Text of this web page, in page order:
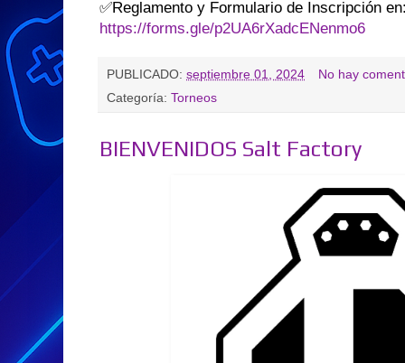
✅Reglamento y Formulario de Inscripción
https://forms.gle/p2UA6rXadcENenmo6
PUBLICADO: septiembre 01, 2024
No hay
Categoría: Torneos
BIENVENIDOS Salt Factory